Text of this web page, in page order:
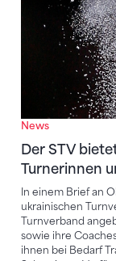
News
Der STV
Turnerinnen
In einem Brief an
ukrainischen
Turnverband
sowie ihre
ihnen bei Bedarf